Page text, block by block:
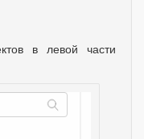
в левой части